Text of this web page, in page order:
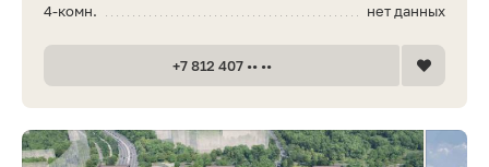
нет данных
4-комн.
+7 812 407 •• ••